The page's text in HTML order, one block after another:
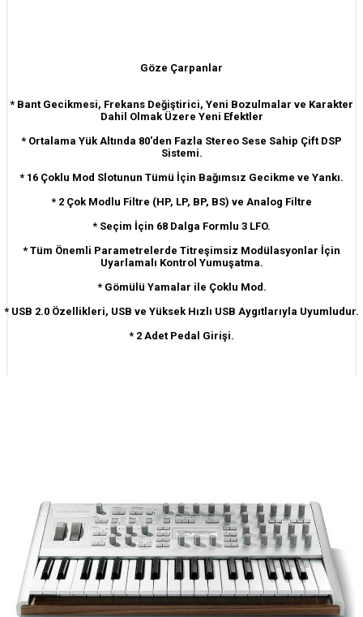
Göze Çarpanlar
* Bant Gecikmesi, Frekans Değiştirici, Yeni Bozulmalar ve Karakter
Dahil Olmak Üzere Yeni Efektler
* Ortalama Yük Altında 80'den Fazla Stereo Sese Sahip Çift DSP
Sistemi.
* 16 Çoklu Mod Slotunun Tümü İçin Bağımsız Gecikme ve Yankı.
* 2 Çok Modlu Filtre (HP, LP, BP, BS) ve Analog Filtre
* Seçim İçin 68 Dalga Formlu 3 LFO.
* Tüm Önemli Parametrelerde Titreşimsiz Modülasyonlar İçin
Uyarlamalı Kontrol Yumuşatma.
* Gömülü Yamalar ile Çoklu Mod.
* USB 2.0 Özellikleri, USB ve Yüksek Hızlı USB Aygıtlarıyla Uyumludur.
* 2 Adet Pedal Girişi.